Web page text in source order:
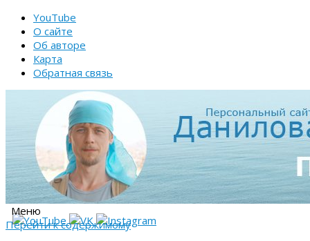
YouTube
О сайте
Об авторе
Карта
Обратная связь
Меню
Перейти к содержимому